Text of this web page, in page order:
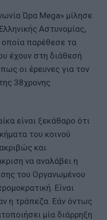
Ώρα Mega» μίλησε
Αστυνομίας,
παρέθεσε τα
έχουν στη διάθεσή
οι έρευνες για τον
38χρονης
είναι ξεκάθαρο ότι
του κοινού
και
να αναλάβει η
του Οργανωμένου
Είναι
η τράπεζα. Εάν όντως
μία διάρρηξη